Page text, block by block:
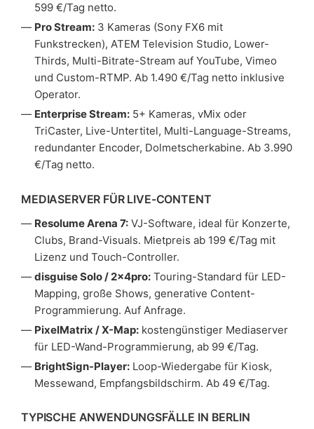
599 €/Tag netto.
Pro Stream: 3 Kameras (Sony FX6 mit
Funkstrecken), ATEM Television Studio, Lower-
Thirds, Multi-Bitrate-Stream auf YouTube, Vimeo
und Custom-RTMP. Ab 1.490 €/Tag netto inklusive
Operator.
Enterprise Stream: 5+ Kameras, vMix oder
TriCaster, Live-Untertitel, Multi-Language-Streams,
redundanter Encoder, Dolmetscherkabine. Ab 3.990
€/Tag netto.
MEDIASERVER FÜR LIVE-CONTENT
Resolume Arena 7: VJ-Software, ideal für Konzerte,
Clubs, Brand-Visuals. Mietpreis ab 199 €/Tag mit
Lizenz und Touch-Controller.
disguise Solo / 2x4pro: Touring-Standard für LED-
Mapping, große Shows, generative Content-
Programmierung. Auf Anfrage.
PixelMatrix / X-Map: kostengünstiger Mediaserver
für LED-Wand-Programmierung, ab 99 €/Tag.
BrightSign-Player: Loop-Wiedergabe für Kiosk,
Messewand, Empfangsbildschirm. Ab 49 €/Tag.
TYPISCHE ANWENDUNGSFÄLLE IN BERLIN